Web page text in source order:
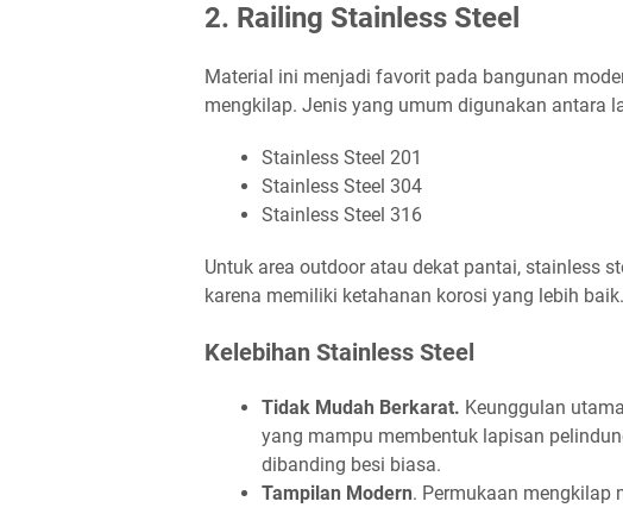
2. Railing Stainless Steel
Material ini menjadi favorit pada bangunan
mengkilap. Jenis yang umum digunakan antara
Stainless Steel 201
Stainless Steel 304
Stainless Steel 316
Untuk area outdoor atau dekat pantai, stainless
karena memiliki ketahanan korosi yang lebih baik.
Kelebihan Stainless Steel
Tidak Mudah Berkarat. Keunggulan
yang mampu membentuk lapisan
dibanding besi biasa.
Tampilan Modern. Permukaan mengkilap